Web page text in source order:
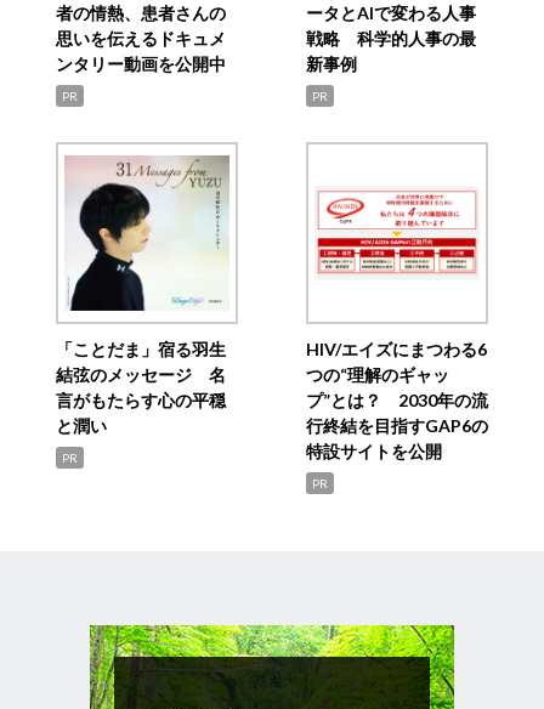
者の情熱、患者さんの
思いを伝えるドキュメ
ンタリー動画を公開中
PR
ータとAIで変わる人事
戦略 科学的人事の最
新事例
PR
「ことだま」宿る羽生
結弦のメッセージ 名
言がもたらす心の平穏
と潤い
PR
HIV/エイズにまつわる6
つの“理解のギャッ
プ”とは？ 2030年の流
行終結を目指すGAP6の
特設サイトを公開
PR